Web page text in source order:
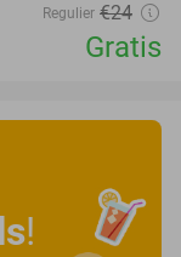
Regulier €24
Gratis
!